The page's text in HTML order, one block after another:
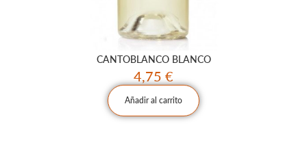
CANTOBLANCO BLANCO
4,75 €
Añadir al carrito